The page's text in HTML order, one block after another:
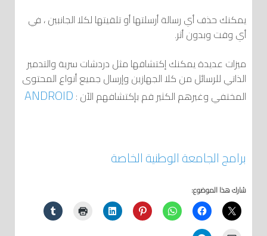
يمكنك حذف أي رسالة أرسلتها أو تلقيتها لكلا الجانبين ، في
أي وقت وبدون أثر.
ميزات عديدة يمكنك إكتشافها مثل دردشات سرية والتدمير
الذاتي للرسائل من كلا الجهازين وإرسال جميع أنواع المحتوى
المختفي وغيرهم الكثير قم بإكتشافهم الآن : ANDROID
برامج الجامعة الوطنية الخاصة
شارك هذا الموضوع: